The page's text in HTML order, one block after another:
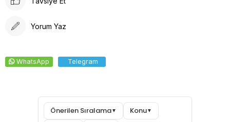
Yorum Yaz
WhatsApp Telegram
Önerilen Sıralama▼ Konu▼